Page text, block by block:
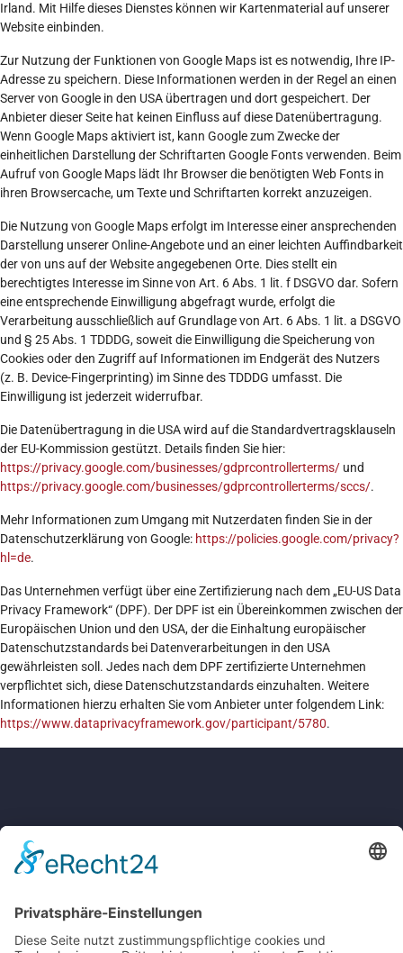
Irland. Mit Hilfe dieses Dienstes können wir Kartenmaterial auf unserer
Website einbinden.
Zur Nutzung der Funktionen von Google Maps ist es notwendig, Ihre IP-
Adresse zu speichern. Diese Informationen werden in der Regel an einen
Server von Google in den USA übertragen und dort gespeichert. Der
Anbieter dieser Seite hat keinen Einfluss auf diese Datenübertragung.
Wenn Google Maps aktiviert ist, kann Google zum Zwecke der
einheitlichen Darstellung der Schriftarten Google Fonts verwenden. Beim
Aufruf von Google Maps lädt Ihr Browser die benötigten Web Fonts in
ihren Browsercache, um Texte und Schriftarten korrekt anzuzeigen.
Die Nutzung von Google Maps erfolgt im Interesse einer ansprechenden
Darstellung unserer Online-Angebote und an einer leichten Auffindbarkeit
der von uns auf der Website angegebenen Orte. Dies stellt ein
berechtigtes Interesse im Sinne von Art. 6 Abs. 1 lit. f DSGVO dar. Sofern
eine entsprechende Einwilligung abgefragt wurde, erfolgt die
Verarbeitung ausschließlich auf Grundlage von Art. 6 Abs. 1 lit. a DSGVO
und § 25 Abs. 1 TDDDG, soweit die Einwilligung die Speicherung von
Cookies oder den Zugriff auf Informationen im Endgerät des Nutzers
(z. B. Device-Fingerprinting) im Sinne des TDDDG umfasst. Die
Einwilligung ist jederzeit widerrufbar.
Die Datenübertragung in die USA wird auf die Standardvertragsklauseln
der EU-Kommission gestützt. Details finden Sie hier:
https://privacy.google.com/businesses/gdprcontrollerterms/ und
https://privacy.google.com/businesses/gdprcontrollerterms/sccs/.
Mehr Informationen zum Umgang mit Nutzerdaten finden Sie in der
Datenschutzerklärung von Google: https://policies.google.com/privacy?
hl=de.
Das Unternehmen verfügt über eine Zertifizierung nach dem „EU-US Data
Privacy Framework“ (DPF). Der DPF ist ein Übereinkommen zwischen der
Europäischen Union und den USA, der die Einhaltung europäischer
Datenschutzstandards bei Datenverarbeitungen in den USA
gewährleisten soll. Jedes nach dem DPF zertifizierte Unternehmen
verpflichtet sich, diese Datenschutzstandards einzuhalten. Weitere
Informationen hierzu erhalten Sie vom Anbieter unter folgendem Link:
https://www.dataprivacyframework.gov/participant/5780.
Kurstift Bad Brückenau e.V.
Schillerstr. 7